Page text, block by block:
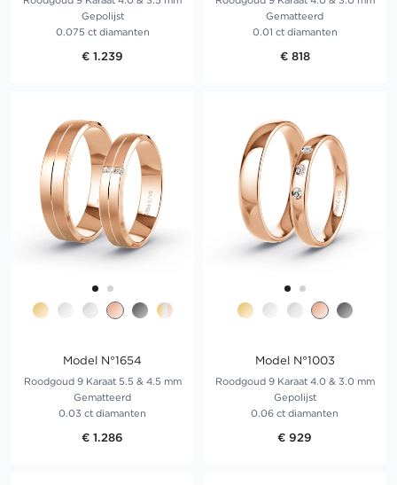
Gepolijst
0.075 ct diamanten
€ 1.239
Gematteerd
0.01 ct diamanten
€ 818
Model N°1654
Roodgoud 9 Karaat 5.5 & 4.5 mm
Gematteerd
0.03 ct diamanten
€ 1.286
Model N°1003
Roodgoud 9 Karaat 4.0 & 3.0 mm
Gepolijst
0.06 ct diamanten
€ 929